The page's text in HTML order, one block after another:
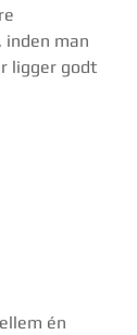
inden man
ligger godt
én